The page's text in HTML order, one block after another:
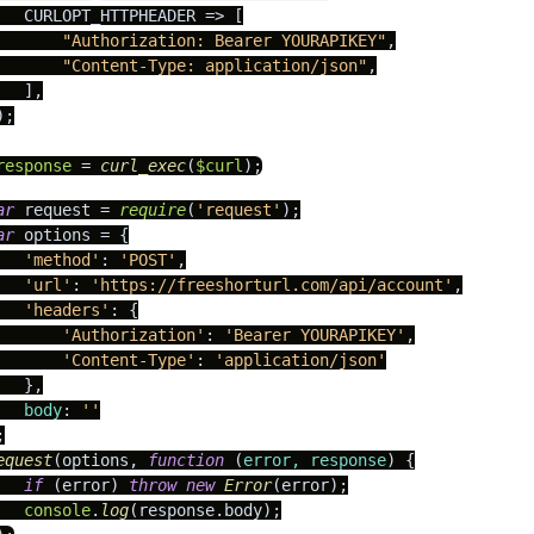
CURLOPT_HTTPHEADER => [
"Authorization: Bearer YOURAPIKEY" ,
"Content-Type: application/json" ,
],
= curl_exec($curl );
request = require( 'request'
options = {
'method' : 'POST' ,
'url' : 'https://freeshorturl.com/api/account' ,
'headers' : {
'Authorization' : 'Bearer YOURAPIKEY' ,
'Content-Type' :
'application/json'
},
body:
''
(options, function (error, response) {
if (error) throw new Error(error);
console. log(response. body);